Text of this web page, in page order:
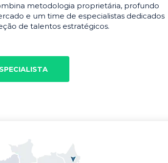
metodologia proprietária, profundo
e um time de especialistas dedicados
de talentos estratégicos.